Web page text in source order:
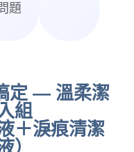
題
定 — 溫柔潔
組
＋淚痕清潔
）